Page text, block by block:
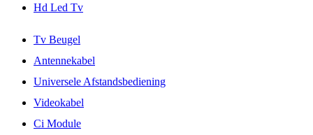
Hd Led Tv
Tv Beugel
Antennekabel
Universele Afstandsbediening
Videokabel
Ci Module